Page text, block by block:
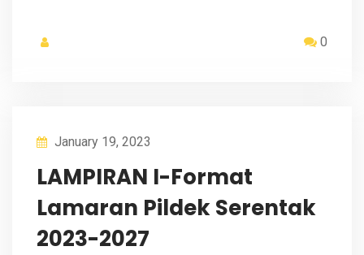
0
January 19, 2023
LAMPIRAN I-Format
Lamaran Pildek Serentak
2023-2027